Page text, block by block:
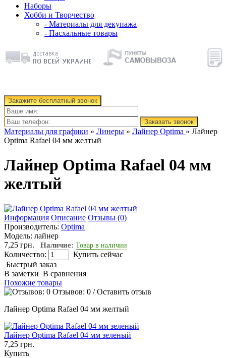
Наборы
Хобби и Творчество
- Материалы для декупажа
- Пасхальные товары
Закажите бесплатный звонок
Заказать звонок
Материалы для графики » Линеры » Лайнер Optima » Лайнер
Optima Rafael 04 мм желтый
Лайнер Optima Rafael 04 мм
желтый
Информация Описание Отзывы (0)
Производитель: Optima
Модель: лайнер
7,25 грн. Наличие: Товар в наличии
Количество:
Купить сейчас
Быстрый заказ
В заметки В сравнения
Похожие товары
Отзывов: 0 /Оставить отзыв
Лайнер Optima Rafael 04 мм желтый
Лайнер Optima Rafael 04 мм зеленый
7,25 грн.
Купить